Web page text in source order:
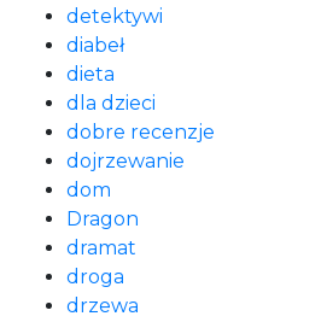
detektywi
diabeł
dieta
dla dzieci
dobre recenzje
dojrzewanie
dom
Dragon
dramat
droga
drzewa